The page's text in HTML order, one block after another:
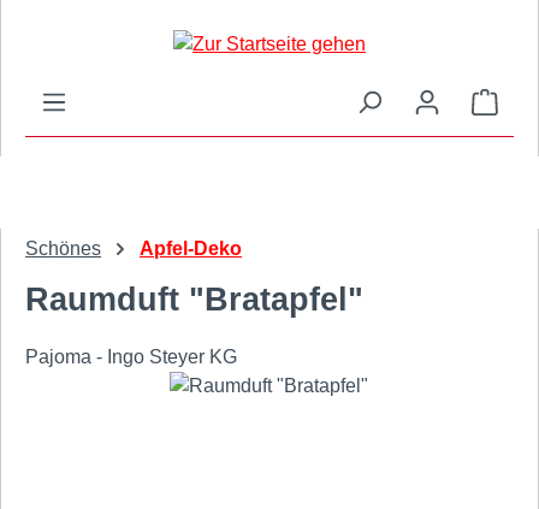
Zum Hauptinhalt springen
Schönes Apfel-Deko
Raumduft "Bratapfel"
Pajoma - Ingo Steyer KG
Bildergalerie überspringen